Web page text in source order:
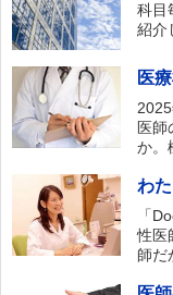
科目
紹介
医
医師
か。
わ
「
性医
師だ